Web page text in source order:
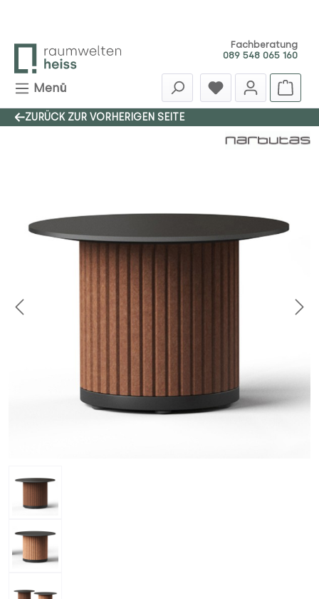
Fachberatung
089 548 065 160
Menü
ZURÜCK ZUR VORHERIGEN SEITE